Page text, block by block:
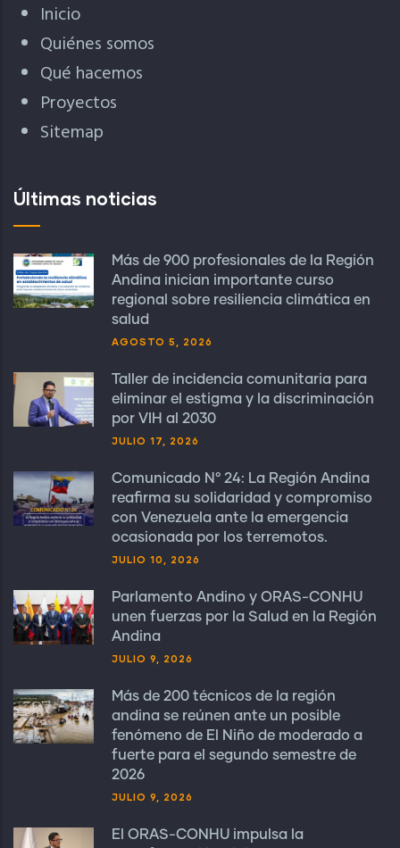
Inicio
Quiénes somos
Qué hacemos
Proyectos
Sitemap
Últimas noticias
Más de 900 profesionales de la Región
Andina inician importante curso
regional sobre resiliencia climática en
salud
AGOSTO 5, 2026
Taller de incidencia comunitaria para
eliminar el estigma y la discriminación
por VIH al 2030
JULIO 17, 2026
Comunicado N° 24: La Región Andina
reafirma su solidaridad y compromiso
con Venezuela ante la emergencia
ocasionada por los terremotos.
JULIO 10, 2026
Parlamento Andino y ORAS-CONHU
unen fuerzas por la Salud en la Región
Andina
JULIO 9, 2026
Más de 200 técnicos de la región
andina se reúnen ante un posible
fenómeno de El Niño de moderado a
fuerte para el segundo semestre de
2026
JULIO 9, 2026
El ORAS-CONHU impulsa la